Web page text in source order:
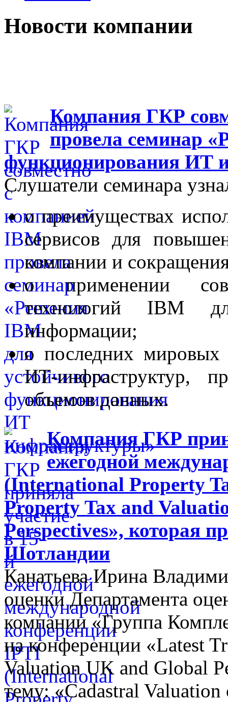
Новости компании
Компания ГКР
провела семинар
функционирования ИТ
Слушатели семинара
о преимуществах
сервисов для
компании и
о применении
технологий IBM
информации;
о последних мировых
ИТ-инфраструктур,
объемов данных.
Компания ГКР
ежегодной
(International Property
Property Tax and
Perspectives», которая
Шотландии
Канатьева Ирина
оценки Департамента
компании «Группа
на конференции «Latest
Valuation UK and Global
тему: «Cadastral